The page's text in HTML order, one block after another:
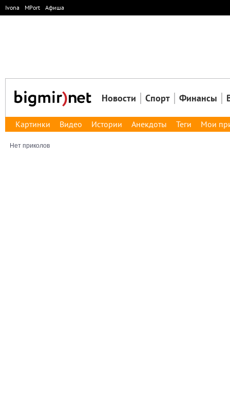
Ivona MPort Афиша
Новости Спорт Финансы
Картинки Видео Истории Анекдоты Теги Мои
Нет приколов